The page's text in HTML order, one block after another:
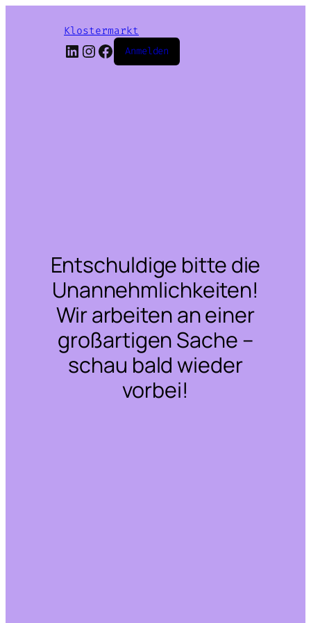
Klostermarkt
LinkedIn
Instagram
Facebook
Anmelden
Entschuldige bitte die
Unannehmlichkeiten!
Wir arbeiten an einer
großartigen Sache –
schau bald wieder
vorbei!